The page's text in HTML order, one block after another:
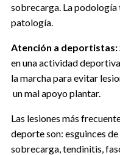
sobrecarga. La podología
patología.
Atención a deportistas:
en una actividad
la marcha para evitar
un mal apoyo plantar.
Las lesiones más
deporte son: esguinces
sobrecarga, tendinitis,